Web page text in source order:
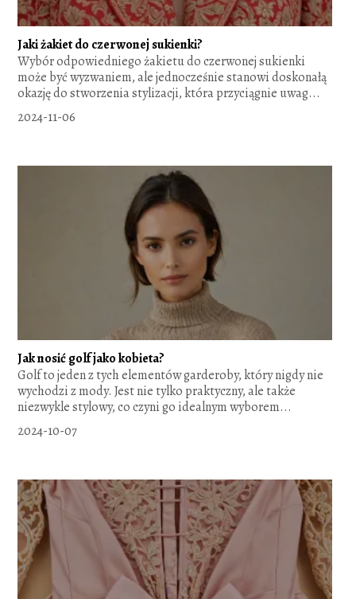
Jaki żakiet do czerwonej sukienki?
Wybór odpowiedniego żakietu do czerwonej sukienki
może być wyzwaniem, ale jednocześnie stanowi doskonałą
okazję do stworzenia stylizacji, która przyciągnie uwag...
2024-11-06
Jak nosić golf jako kobieta?
Golf to jeden z tych elementów garderoby, który nigdy nie
wychodzi z mody. Jest nie tylko praktyczny, ale także
niezwykle stylowy, co czyni go idealnym wyborem...
2024-10-07